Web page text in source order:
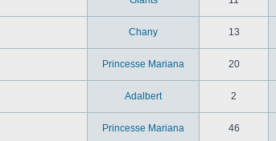
Chany 13
Princesse Mariana 20
Adalbert 2
Princesse Mariana 46